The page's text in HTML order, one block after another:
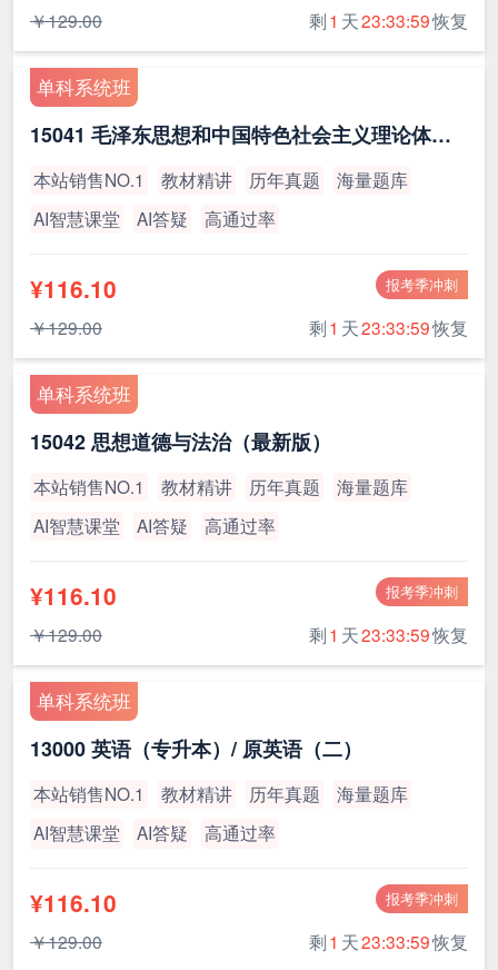
￥129.00 剩1 天23:33:59恢复
单科系统班
15041 毛泽东思想和中国特色社会主义理论体系概论（最新版）
本站销售NO.1 教材精讲 历年真题
海量题库
AI智慧课堂
AI答疑 高通过率
报考季冲刺
¥116.10
￥129.00 剩1 天23:33:59恢复
单科系统班
15042 思想道德与法治（最新版）
本站销售NO.1 教材精讲 历年真题
海量题库
AI智慧课堂
AI答疑 高通过率
报考季冲刺
¥116.10
￥129.00 剩1 天23:33:59恢复
单科系统班
13000 英语（专升本）/ 原英语（二）
本站销售NO.1 教材精讲 历年真题
海量题库
AI智慧课堂
AI答疑 高通过率
报考季冲刺
¥116.10
￥129.00 剩1 天23:33:59恢复